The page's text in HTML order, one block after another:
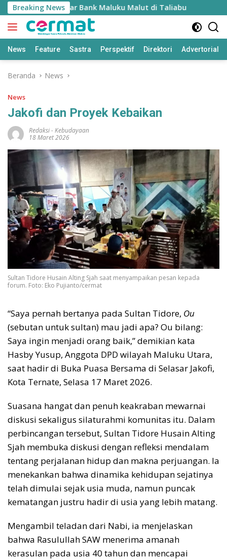
Langsung
ke
konten
Breaking News
Rp1,8 Miliar Bank Maluku Malut di Taliabu
News Feature Sastra Perspektif Direktori Advertorial
Beranda News
News
Jakofi dan Proyek Kebaikan
Redaksi-Kebudayaan
18 Maret 2026
Sultan Tidore Husain Alting Sjah saat menyampaikan pesan kepada
forum. Foto: Eko Pujianto/cermat
“Saya pernah bertanya pada Sultan Tidore, Ou
(sebutan untuk sultan) mau jadi apa? Ou bilang:
Saya ingin menjadi orang baik,” demikian kata
Hasby Yusup, Anggota DPD wilayah Maluku Utara,
saat hadir di Buka Puasa Bersama di Selasar Jakofi,
Kota Ternate, Selasa 17 Maret 2026.
Suasana hangat dan penuh keakraban mewarnai
diskusi sekaligus silaturahmi komunitas itu. Dalam
perbincangan tersebut, Sultan Tidore Husain Alting
Sjah membuka diskusi dengan refleksi mendalam
tentang perjalanan hidup dan makna perjuangan. Ia
menekankan bahwa dinamika kehidupan sejatinya
telah dimulai sejak usia muda, namun puncak
kematangan justru hadir di usia yang lebih matang.
Mengambil teladan dari Nabi, ia menjelaskan
bahwa Rasulullah SAW menerima amanah
kerasulan pada usia 40 tahun dan mencapai